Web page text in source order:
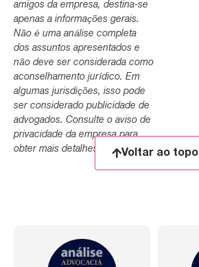
amigos da empresa, destina-se
apenas a informações gerais.
Não é uma análise completa
dos assuntos apresentados e
não deve ser considerada como
aconselhamento jurídico. Em
algumas jurisdições, isso pode
ser considerado publicidade de
advogados. Consulte o aviso de
privacidade da empresa para
obter mais detalhes.
Voltar ao topo